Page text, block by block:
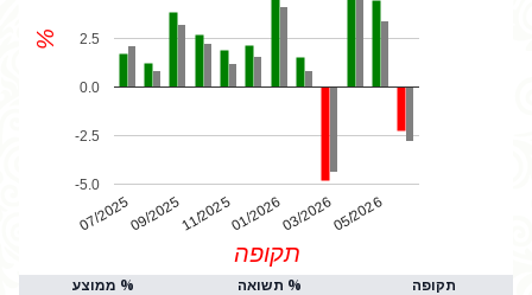
07/202509/202511/202501/202603/202605/2026
-5.0
-2.5
0.0
2.5
תקופה
%
תקופה % תשואה
% ממוצע